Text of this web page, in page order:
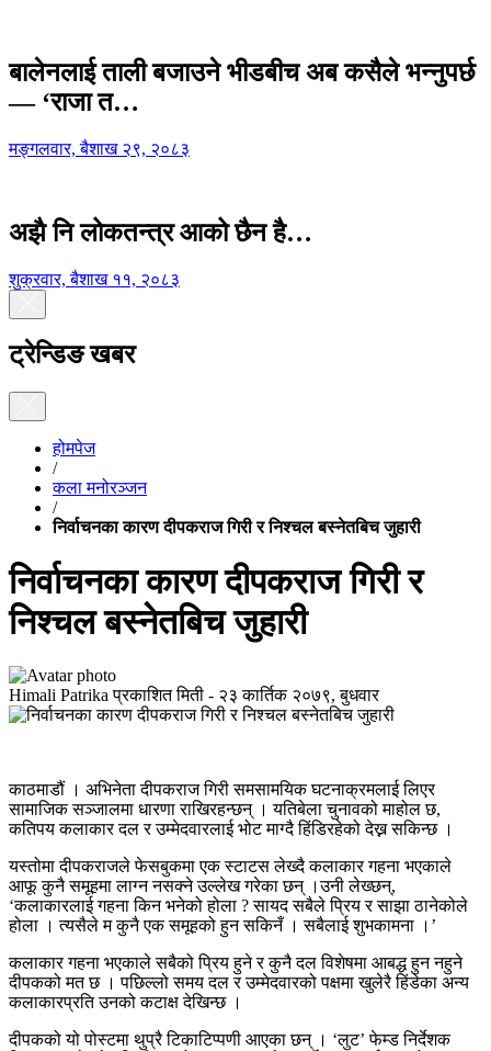
बालेनलाई ताली बजाउने भीडबीच अब कसैले भन्नुपर्छ
— ‘राजा त…
मङ्गलवार, बैशाख २९, २०८३
अझै नि लोकतन्त्र आको छैन है…
शुक्रवार, बैशाख ११, २०८३
ट्रेन्डिङ खबर
होमपेज
/
कला मनोरञ्जन
/
निर्वाचनका कारण दीपकराज गिरी र निश्चल बस्नेतबिच जुहारी
निर्वाचनका कारण दीपकराज गिरी र
निश्चल बस्नेतबिच जुहारी
Himali Patrika प्रकाशित मिती - २३ कार्तिक २०७९, बुधवार
काठमाडौं । अभिनेता दीपकराज गिरी समसामयिक घटनाक्रमलाई लिएर
सामाजिक सञ्जालमा धारणा राखिरहन्छन् । यतिबेला चुनावको माहोल छ,
कतिपय कलाकार दल र उम्मेदवारलाई भोट माग्दै हिंडिरहेको देख्न सकिन्छ ।
यस्तोमा दीपकराजले फेसबुकमा एक स्टाटस लेख्दै कलाकार गहना भएकाले
आफू कुनै समूहमा लाग्न नसक्ने उल्लेख गरेका छन् ।उनी लेख्छन्,
‘कलाकारलाई गहना किन भनेको होला ? सायद सबैले प्रिय र साझा ठानेकोले
होला । त्यसैले म कुनै एक समूहको हुन सकिनँ । सबैलाई शुभकामना ।’
कलाकार गहना भएकाले सबैको प्रिय हुने र कुनै दल विशेषमा आबद्ध हुन नहुने
दीपकको मत छ । पछिल्लो समय दल र उम्मेदवारको पक्षमा खुलेरै हिंडेका अन्य
कलाकारप्रति उनको कटाक्ष देखिन्छ ।
दीपकको यो पोस्टमा थुप्रै टिकाटिप्पणी आएका छन् । ‘लुट’ फेम्ड निर्देशक